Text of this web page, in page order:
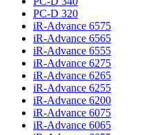
PC-D 320
iR-Advance 6575
iR-Advance 6565
iR-Advance 6555
iR-Advance 6275
iR-Advance 6265
iR-Advance 6255
iR-Advance 6200
iR-Advance 6075
iR-Advance 6065